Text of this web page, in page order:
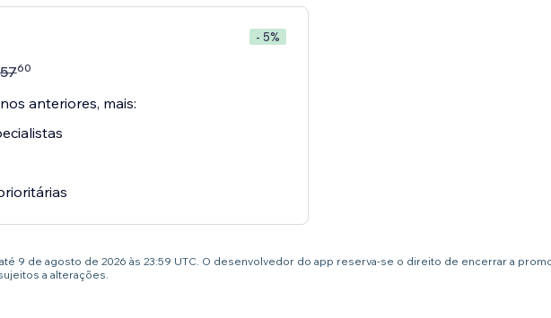
- 5%
5760
anteriores, mais:
9 de agosto de 2026 às 23:59 UTC. O desenvolvedor do app reserva-se o direito de encerrar a
a alterações.